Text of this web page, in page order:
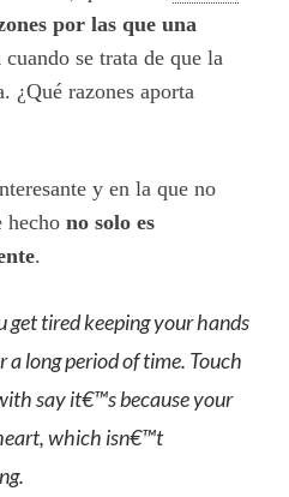
por las que una
cuando se trata de que la
¿Qué razones aporta
y en la que no
hecho no solo es
.
get tired keeping your hands
a long period of time. Touch
say it€™s because your
which isn€™t